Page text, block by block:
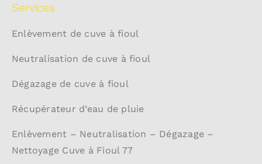
Services
Enlèvement de cuve à fioul
Neutralisation de cuve à fioul
Dégazage de cuve à fioul
Récupérateur d’eau de pluie
Enlèvement – Neutralisation – Dégazage –
Nettoyage Cuve à Fioul 77